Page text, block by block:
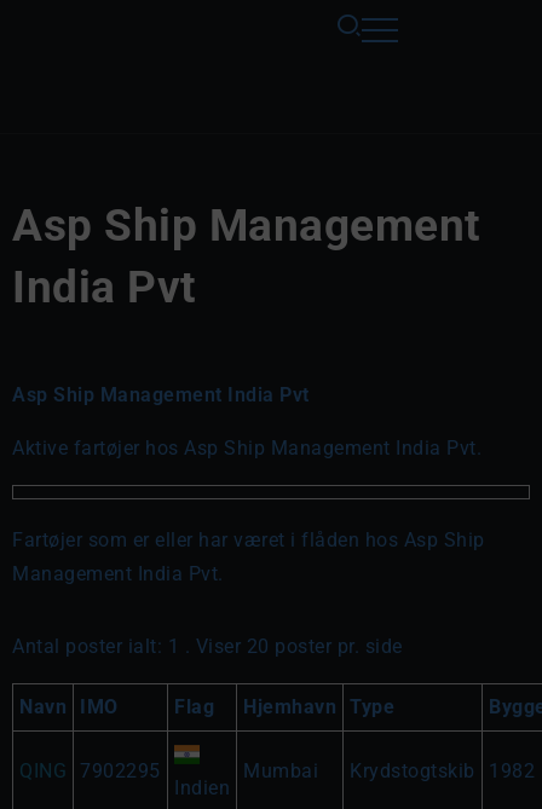
Asp Ship Management
India Pvt
Asp Ship Management India Pvt
Aktive fartøjer hos Asp Ship Management India Pvt.
Fartøjer som er eller har været i flåden hos Asp Ship
Management India Pvt.
Antal poster ialt: 1 . Viser 20 poster pr. side
Navn IMO Flag Hjemhavn Type
QING 7902295
Indien
Mumbai Krydstogtskib 1982